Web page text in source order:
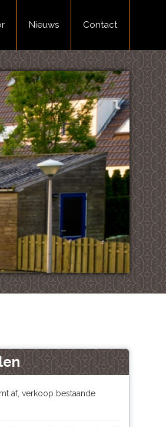
Nieuws Contact
af, verkoop bestaande